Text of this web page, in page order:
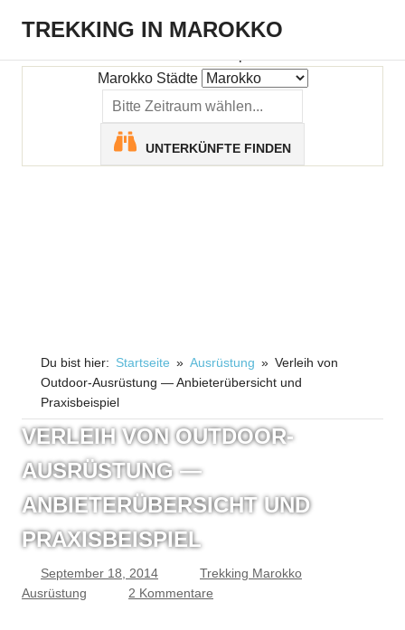
Inhalt
springen
TREKKING IN MAROKKO
Größtes
deutschsprachigesMarokko Städte
UNTERKÜNFTE FINDEN
Du bist hier: Startseite Ausrüstung
Verleih von
Outdoor-Ausrüstung — Anbieterübersicht und
Praxisbeispiel
VERLEIH VON OUTDOOR-
AUSRÜSTUNG —
ANBIETERÜBERSICHT UND
PRAXISBEISPIEL
September 18, 2014
Trekking Marokko
Ausrüstung
2 Kommentare